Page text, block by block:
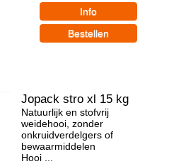
Jopack stro xl 15 kg
Natuurlijk en stofvrij
weidehooi, zonder
onkruidverdelgers of
bewaarmiddelen
Hooi ...